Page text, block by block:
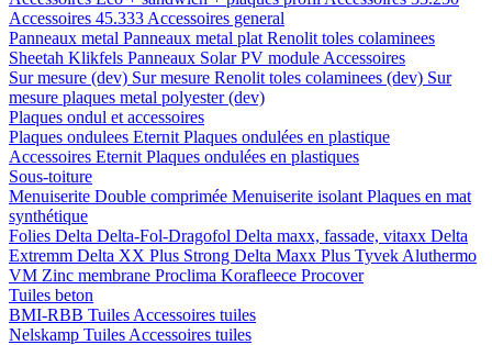
Accessoires 45.333 Accessoires general
Panneaux metal Panneaux metal plat Renolit toles colaminees
Sheetah Klikfels Panneaux Solar PV module Accessoires
Sur mesure (dev) Sur mesure Renolit toles colaminees (dev) Sur
mesure plaques metal polyester (dev)
Plaques ondul et accessoires
Plaques ondulees Eternit Plaques ondulées en plastique
Accessoires Eternit Plaques ondulées en plastiques
Sous-toiture
Menuiserite Double comprimée Menuiserite isolant Plaques en mat
synthétique
Folies Delta Delta-Fol-Dragofol Delta maxx, fassade, vitaxx Delta
Extremm Delta XX Plus Strong Delta Maxx Plus Tyvek Aluthermo
VM Zinc membrane Proclima Korafleece Procover
Tuiles beton
BMI-RBB Tuiles Accessoires tuiles
Nelskamp Tuiles Accessoires tuiles